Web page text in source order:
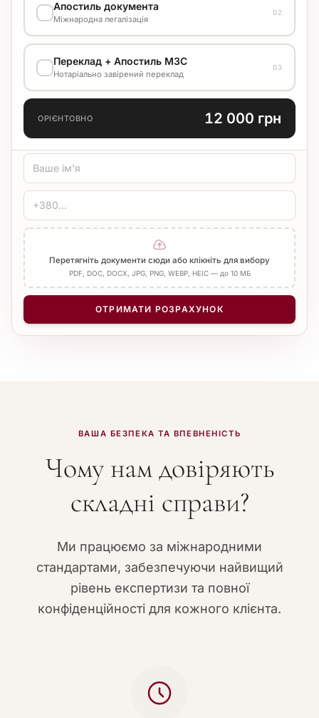
Апостиль документа
Міжнародна легалізація
02
ВАРІАНТ ВИКОНАННЯ
Стандарт 6 000 грн
Переклад + Апостиль МЗС
Нотаріально завірений переклад
03
ТИП ПЕРЕКЛАДУ
ЗАСВІДЧЕННЯ
Печатка бюро Нотаріус
Додати Апостиль
КІЛЬКІСТЬ СТОРІНОК
ОРІЄНТОВНО 12 000 грн
Перетягніть документи сюди або клікніть для вибору
PDF, DOC, DOCX, JPG, PNG, WEBP, HEIC — до 10 МБ
ОТРИМАТИ РОЗРАХУНОК
ВАША БЕЗПЕКА ТА ВПЕВНЕНІСТЬ
Чому нам довіряють
складні справи?
Ми працюємо за міжнародними
стандартами, забезпечуючи найвищий
рівень експертизи та повної
конфіденційності для кожного клієнта.